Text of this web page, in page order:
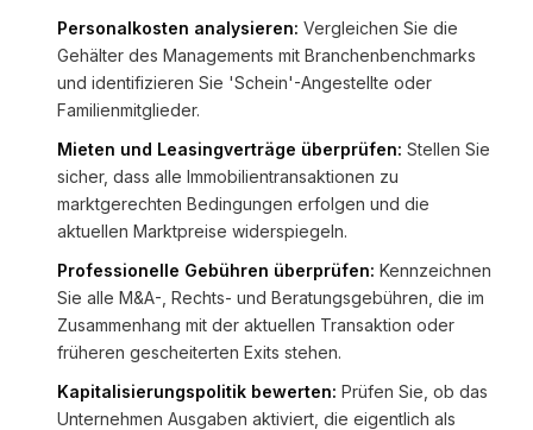
Personalkosten analysieren: Vergleichen Sie die
Gehälter des Managements mit Branchenbenchmarks
und identifizieren Sie 'Schein'-Angestellte oder
Familienmitglieder.
Mieten und Leasingverträge überprüfen: Stellen Sie
sicher, dass alle Immobilientransaktionen zu
marktgerechten Bedingungen erfolgen und die
aktuellen Marktpreise widerspiegeln.
Professionelle Gebühren überprüfen: Kennzeichnen
Sie alle M&A-, Rechts- und Beratungsgebühren, die im
Zusammenhang mit der aktuellen Transaktion oder
früheren gescheiterten Exits stehen.
Kapitalisierungspolitik bewerten: Prüfen Sie, ob das
Unternehmen Ausgaben aktiviert, die eigentlich als